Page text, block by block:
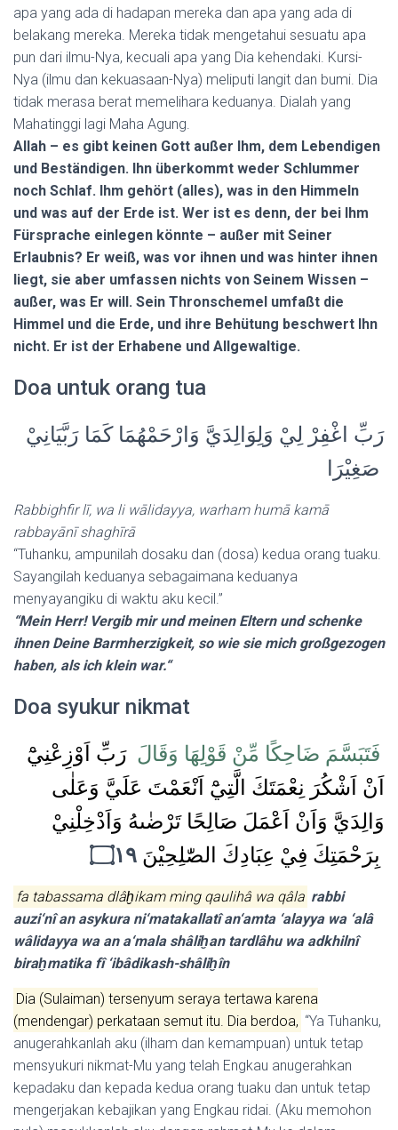
apa yang ada di hadapan mereka dan apa yang ada di
belakang mereka. Mereka tidak mengetahui sesuatu apa
pun dari ilmu-Nya, kecuali apa yang Dia kehendaki. Kursi-
Nya (ilmu dan kekuasaan-Nya) meliputi langit dan bumi. Dia
tidak merasa berat memelihara keduanya. Dialah yang
Mahatinggi lagi Maha Agung.
Allah – es gibt keinen Gott außer Ihm, dem Lebendigen
und Beständigen. Ihn überkommt weder Schlummer
noch Schlaf. Ihm gehört (alles), was in den Himmeln
und was auf der Erde ist. Wer ist es denn, der bei Ihm
Fürsprache einlegen könnte – außer mit Seiner
Erlaubnis? Er weiß, was vor ihnen und was hinter ihnen
liegt, sie aber umfassen nichts von Seinem Wissen –
außer, was Er will. Sein Thronschemel umfaßt die
Himmel und die Erde, und ihre Behütung beschwert Ihn
nicht. Er ist der Erhabene und Allgewaltige.
Doa untuk orang tua
رَبِّ اغْفِرْ لِيْ وَلِوَالِدَيَّ وَارْحَمْهُمَا كَمَا رَبَّيَانِيْ
Rabbighfir lī, wa li wālidayya, warham humā kamā
rabbayānī shaghīrā
“Tuhanku, ampunilah dosaku dan (dosa) kedua orang tuaku.
Sayangilah keduanya sebagaimana keduanya
menyayangiku di waktu aku kecil.”
“Mein Herr! Vergib mir und meinen Eltern und schenke
ihnen Deine Barmherzigkeit, so wie sie mich großgezogen
haben, als ich klein war.“
Doa syukur nikmat
فَتَبَسَّمَ ضَاحِكًا مِّنْ قَوْلِهَا وَقَالَ رَبِّ اَوْزِعْنِيْٓ
اَنْ اَشْكُرَ نِعْمَتَكَ الَّتِيْٓ اَنْعَمْتَ عَلَيَّ وَعَلٰى
وَالِدَيَّ وَاَنْ اَعْمَلَ صَالِحًا تَرْضٰىهُ وَاَدْخِلْنِيْ
بِرَحْمَتِكَ فِيْ عِبَادِكَ الصّٰلِحِيْنَ
fa tabassama dlâḫikam ming qaulihâ wa qâla rabbi
auzi‘nî an asykura ni‘matakallatî an‘amta ‘alayya wa ‘alâ
wâlidayya wa an a‘mala shâliḫan tardlâhu wa adkhilnî
biraḫmatika fî ‘ibâdikash-shâliḫîn
Dia (Sulaiman) tersenyum seraya tertawa karena
(mendengar) perkataan semut itu. Dia berdoa, “Ya Tuhanku,
anugerahkanlah aku (ilham dan kemampuan) untuk tetap
mensyukuri nikmat-Mu yang telah Engkau anugerahkan
kepadaku dan kepada kedua orang tuaku dan untuk tetap
mengerjakan kebajikan yang Engkau ridai. (Aku memohon